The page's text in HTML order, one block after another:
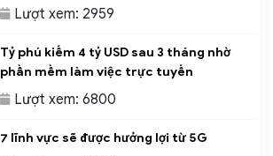
Lượt xem: 2959
Tỷ phú kiếm 4 tỷ USD sau 3 tháng nhờ
phần mềm làm việc trực tuyến
Lượt xem: 6800
7 lĩnh vực sẽ được hưởng lợi từ 5G